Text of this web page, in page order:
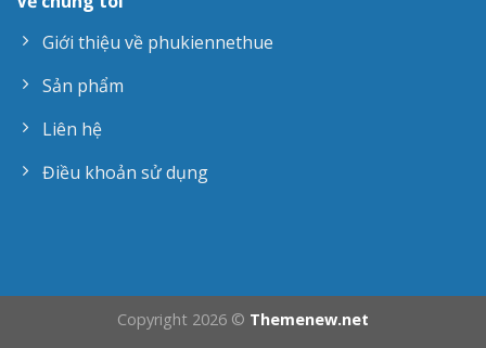
Giới thiệu về phukiennethue
Sản phẩm
Liên hệ
Điều khoản sử dụng
Copyright 2026 © Themenew.net